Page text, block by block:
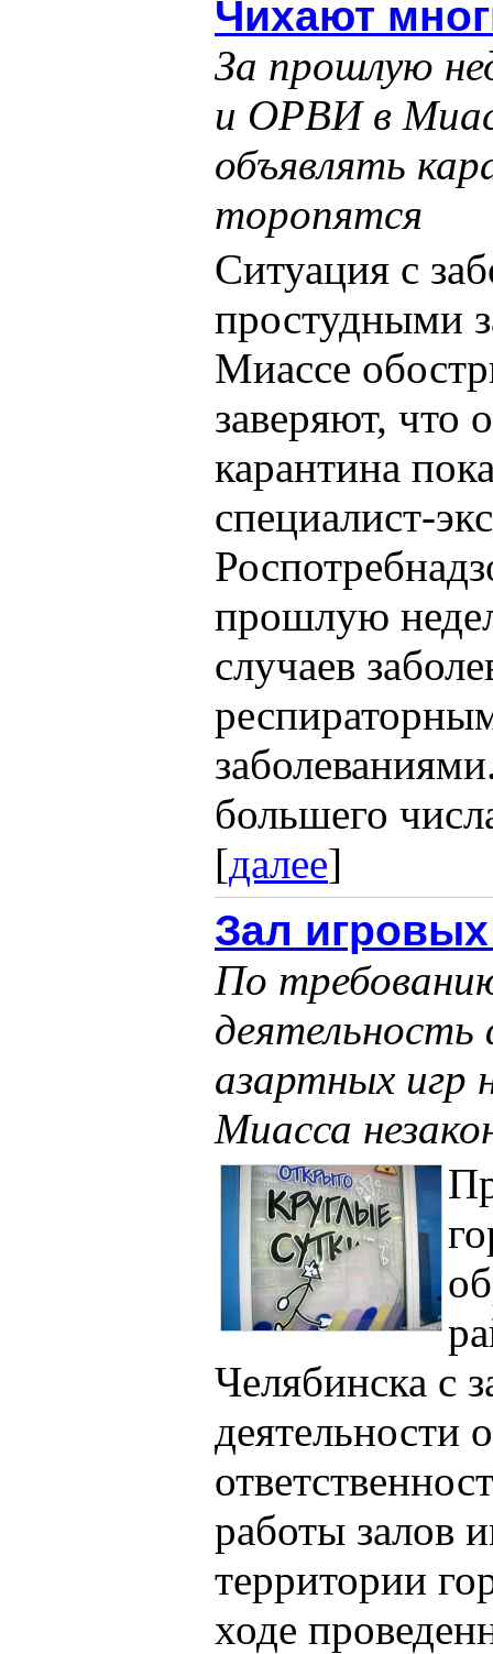
Чихают
За прошлую
и ОРВИ в
объявлять
торопятся
Ситуация с
простудными
Миассе
заверяют, что
карантина
специалист-
прошлую
случаев
большего
[далее]
Зал игровых
По
азартных игр
Миасса
Челябинска с
деятельности
работы залов
территории
ходе